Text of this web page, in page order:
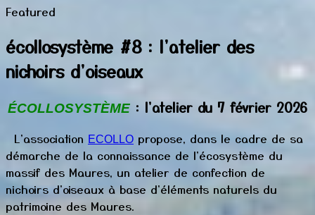
Featured
écollosystème #8 : l'atelier des
nichoirs d'oiseaux
ÉCOLLOSYSTÈME : l'atelier du 7 février 2026
L'association ECOLLO propose, dans le cadre de sa
démarche de la connaissance de l'écosystème du
massif des Maures, un atelier de confection de
nichoirs d'oiseaux à base d'éléments naturels du
patrimoine des Maures.